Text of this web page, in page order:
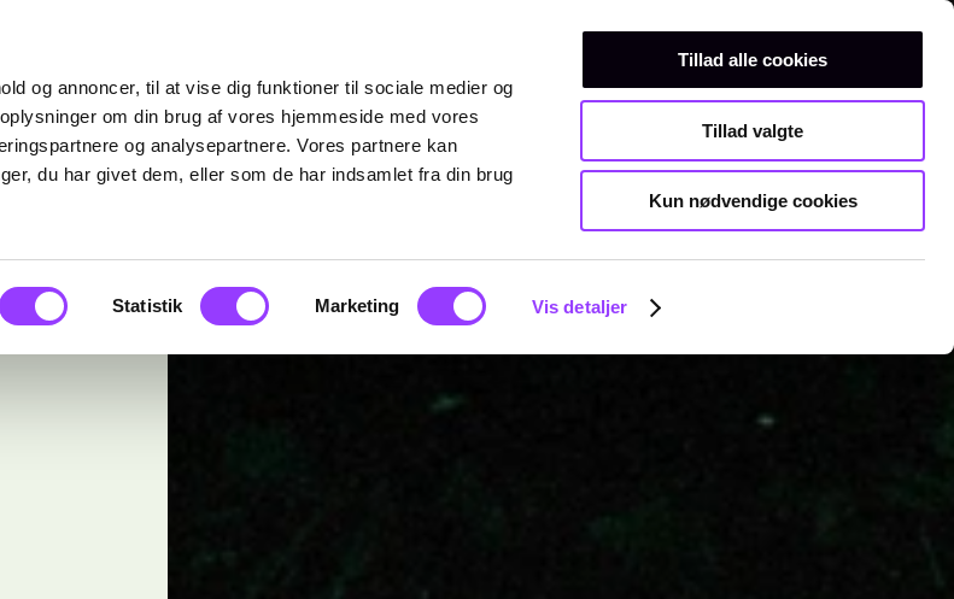
og annoncer, til at vise dig funktioner til sociale medier og
om din brug af vores hjemmeside med vores
og analysepartnere. Vores partnere kan
du har givet dem, eller som de har indsamlet fra din brug
Statistik Marketing Vis detaljer
Tillad alle cookies
Tillad valgte
Kun nødvendige cookies
Teknisk gymnasiumKurser